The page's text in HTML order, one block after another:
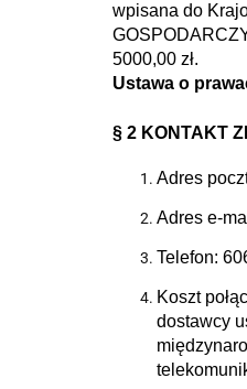
wpisana do
5000,00 zł.
Ustawa o
§ 2 KONTAKT
Adres
Adres e-
Telefon:
Koszt
dostawcy